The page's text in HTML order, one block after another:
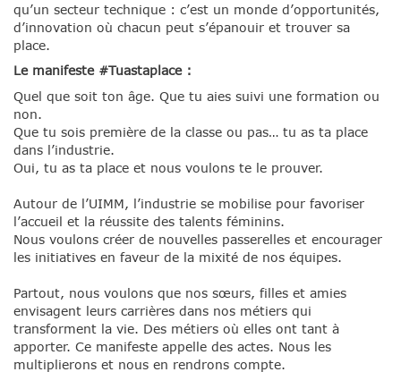
qu’un secteur technique : c’est un monde d’opportunités,
d’innovation où chacun peut s’épanouir et trouver sa
place.
Le manifeste #Tuastaplace :
Quel que soit ton âge. Que tu aies suivi une formation ou
non.
Que tu sois première de la classe ou pas… tu as ta place
dans l’industrie.
Oui, tu as ta place et nous voulons te le prouver.
Autour de l’UIMM, l’industrie se mobilise pour favoriser
l’accueil et la réussite des talents féminins.
Nous voulons créer de nouvelles passerelles et encourager
les initiatives en faveur de la mixité de nos équipes.
Partout, nous voulons que nos sœurs, filles et amies
envisagent leurs carrières dans nos métiers qui
transforment la vie. Des métiers où elles ont tant à
apporter. Ce manifeste appelle des actes. Nous les
multiplierons et nous en rendrons compte.